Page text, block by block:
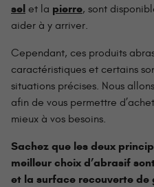
sel et la pierre, sont
aider à y arriver.
Cependant, ces produits
caractéristiques et certains
situations précises. Nous
afin de vous permettre
mieux à vos besoins.
Sachez que les deux
meilleur choix d’abrasif
et la surface recouverte de